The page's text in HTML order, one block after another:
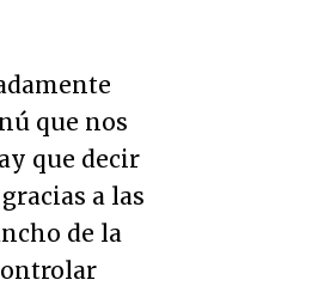
que nos
que decir
a las
de la